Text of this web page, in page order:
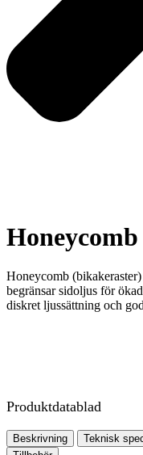
Honeycomb
begränsar sidoljus för
diskret ljussättning och
Produktdatablad
Beskrivning Teknisk